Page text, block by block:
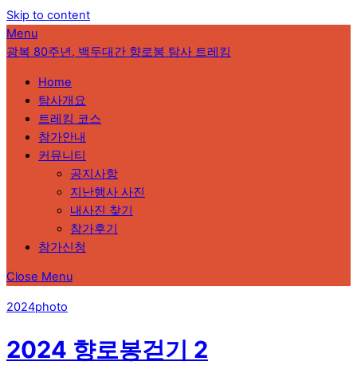
Skip to content
Menu
광복 80주년, 백두대간 향로봉 탐사 트레킹
Home
탐사개요
트레킹 코스
참가안내
커뮤니티
공지사항
지난행사 사진
내사진 찾기
참가후기
참가신청
Close Menu
2024photo
2024 향로봉걷기 2